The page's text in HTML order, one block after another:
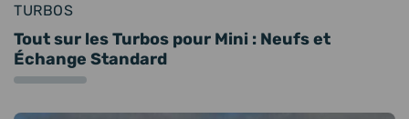
TURBOS
Tout sur les Turbos pour Mini : Neufs et
Échange Standard